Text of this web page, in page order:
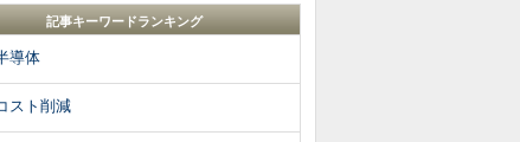
記事キーワードランキング
導体
スト削減